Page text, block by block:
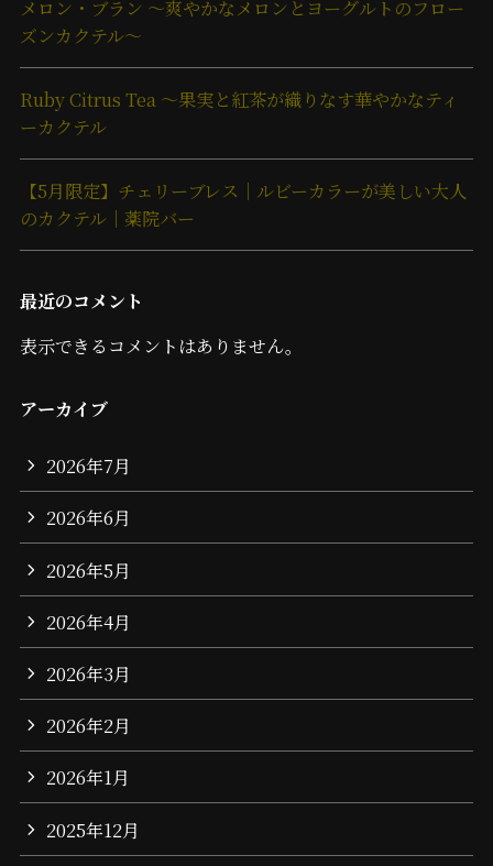
メロン・ブラン ～爽やかなメロンとヨーグルトのフロー
ズンカクテル～
Ruby Citrus Tea ～果実と紅茶が織りなす華やかなティ
ーカクテル
【5月限定】チェリーブレス｜ルビーカラーが美しい大人
のカクテル｜薬院バー
最近のコメント
表示できるコメントはありません。
アーカイブ
2026年7月
2026年6月
2026年5月
2026年4月
2026年3月
2026年2月
2026年1月
2025年12月